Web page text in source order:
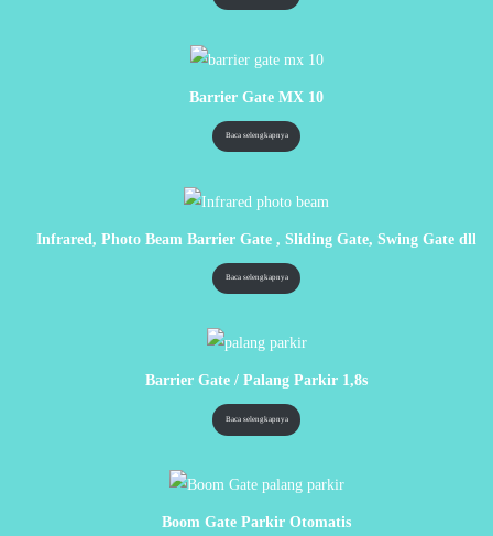
Barrier Gate MX 10
Baca selengkapnya
Infrared, Photo Beam Barrier Gate , Sliding Gate, Swing Gate dll
Baca selengkapnya
Barrier Gate / Palang Parkir 1,8s
Baca selengkapnya
Boom Gate Parkir Otomatis